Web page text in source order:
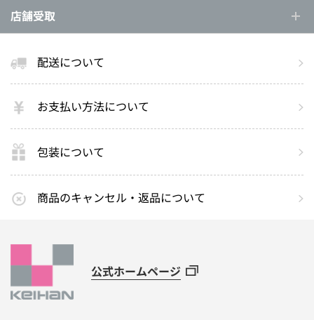
店舗受取
配送について
お支払い方法について
包装について
商品のキャンセル・返品について
公式ホームページ